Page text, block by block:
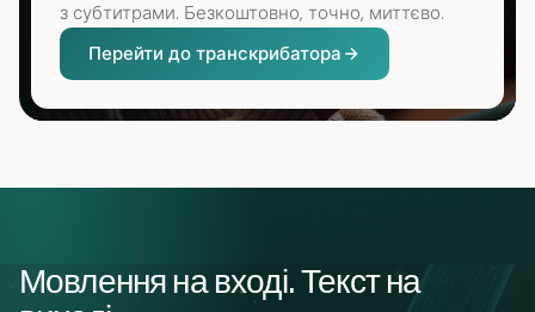
з субтитрами. Безкоштовно, точно, миттєво.
Перейти до транскрибатора
Мовлення на вході. Текст на